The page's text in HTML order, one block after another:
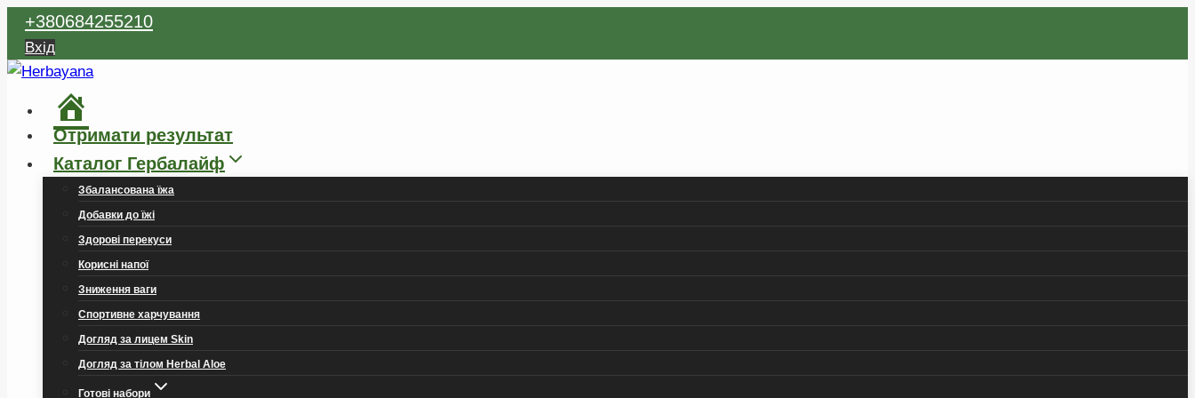
Перейти
вмісту
+380684255210
Вхід
Отримати результат
Каталог Гербалайф
Збалансована їжа
Добавки до їжі
Здорові перекуси
Корисні напої
Зниження ваги
Спортивне харчування
Догляд за лицем Skin
Догляд за тілом Herbal Aloe
Готові набори